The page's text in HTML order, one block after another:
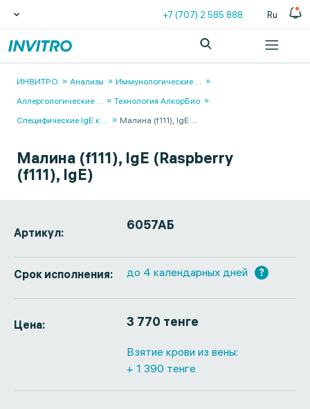
+7 (707) 2 585 888 Ru
ИНВИТРО Анализы Иммунологические ...
Аллергологические ...
Технология АлкорБио
Специфические IgЕ к ... Малина (f111), IgE ...
Малина (f111), IgE (Raspberry
(f111), IgE)
Артикул: 6057АБ
Срок исполнения: до 4 календарных дней ?
Цена: 3 770 тенге
Взятие крови из вены:
+ 1 390 тенге